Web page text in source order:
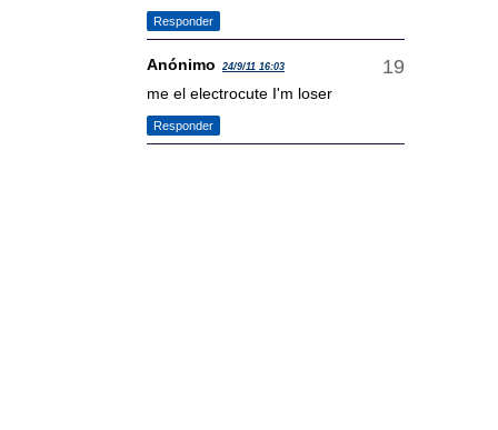
Responder
Anónimo 24/9/11 16:03
me el electrocute I'm loser
Responder